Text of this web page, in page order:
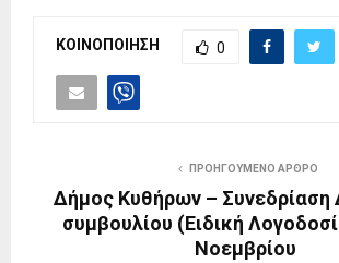
ΚΟΙΝΟΠΟΙΗΣΗ 0
ΠΡΟΗΓΟΥΜΕΝΟ ΑΡΘΡΟ
Δήμος Κυθήρων – Συνεδρίαση
συμβουλίου (Ειδική
Νοεμβρίου